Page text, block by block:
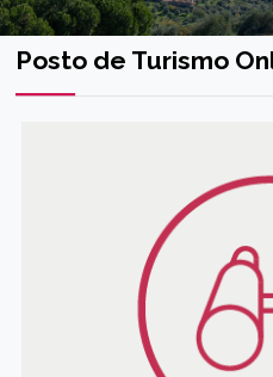
Posto de Turismo